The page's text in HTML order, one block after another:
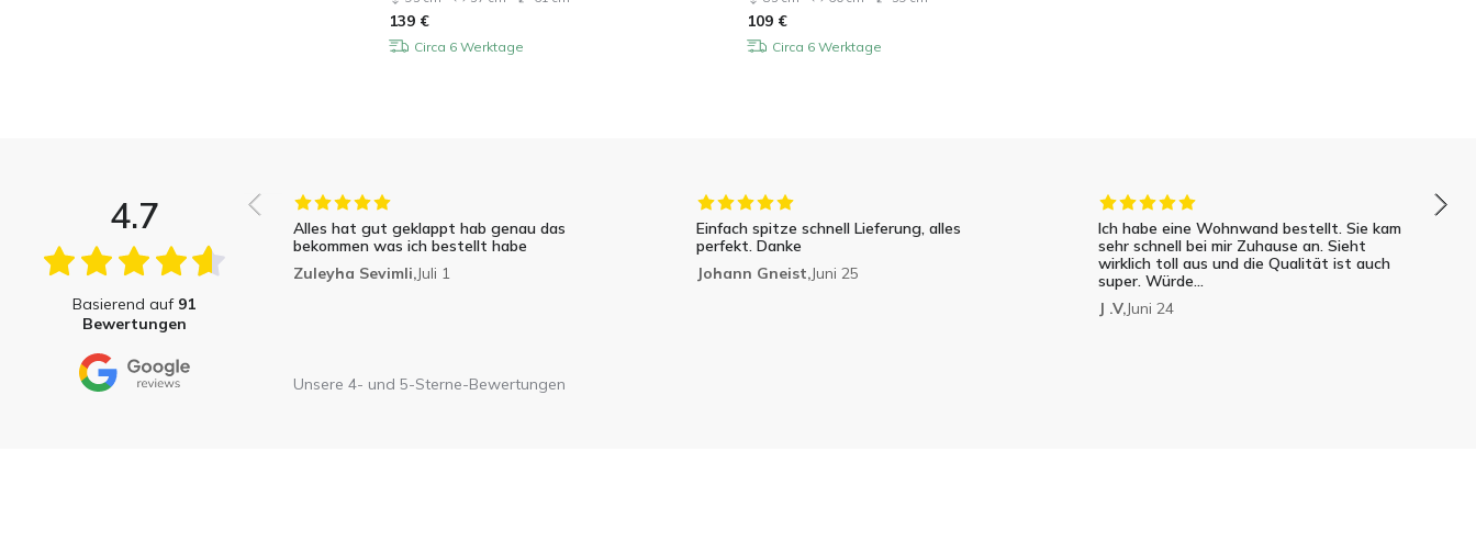
139 €
Circa 6 Werktage
109 €
Circa 6 Werktage
4.7
Basierend auf 91
Bewertungen
Alles hat gut geklappt hab genau das
bekommen was ich bestellt habe
Zuleyha Sevimli,Juli 1
Einfach spitze schnell Lieferung, alles
perfekt. Danke
Johann Gneist,Juni 25
Ich habe eine Wohnwand bestellt. Sie kam
sehr schnell bei mir Zuhause an. Sieht
wirklich toll aus und die Qualität ist auch
super. Würde...
J .V,Juni 24
Unsere 4- und 5-Sterne-Bewertungen